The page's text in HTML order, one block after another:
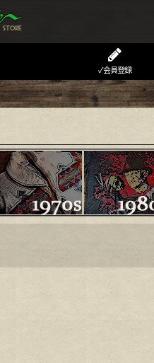
✓会員登録